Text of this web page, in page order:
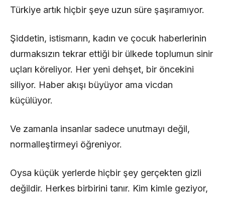
Türkiye artık hiçbir şeye uzun süre şaşıramıyor.
Şiddetin, istismarın, kadın ve çocuk haberlerinin
durmaksızın tekrar ettiği bir ülkede toplumun sinir
uçları köreliyor. Her yeni dehşet, bir öncekini
siliyor. Haber akışı büyüyor ama vicdan
küçülüyor.
Ve zamanla insanlar sadece unutmayı değil,
normalleştirmeyi öğreniyor.
Oysa küçük yerlerde hiçbir şey gerçekten gizli
değildir. Herkes birbirini tanır. Kim kimle geziyor,